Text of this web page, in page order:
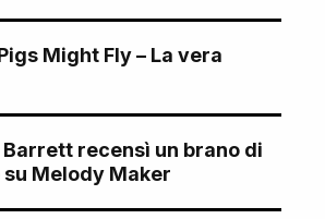
Might Fly – La vera
Barrett recensì un brano di
Melody Maker